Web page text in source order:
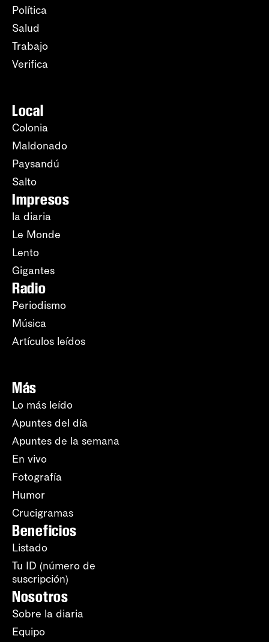
Política
Salud
Trabajo
Verifica
Local
Colonia
Maldonado
Paysandú
Salto
Impresos
la diaria
Le Monde
Lento
Gigantes
Radio
Periodismo
Música
Artículos leídos
Más
Lo más leído
Apuntes del día
Apuntes de la semana
En vivo
Fotografía
Humor
Crucigramas
Beneficios
Listado
Tu ID (número de
suscripción)
Nosotros
Sobre la diaria
Equipo